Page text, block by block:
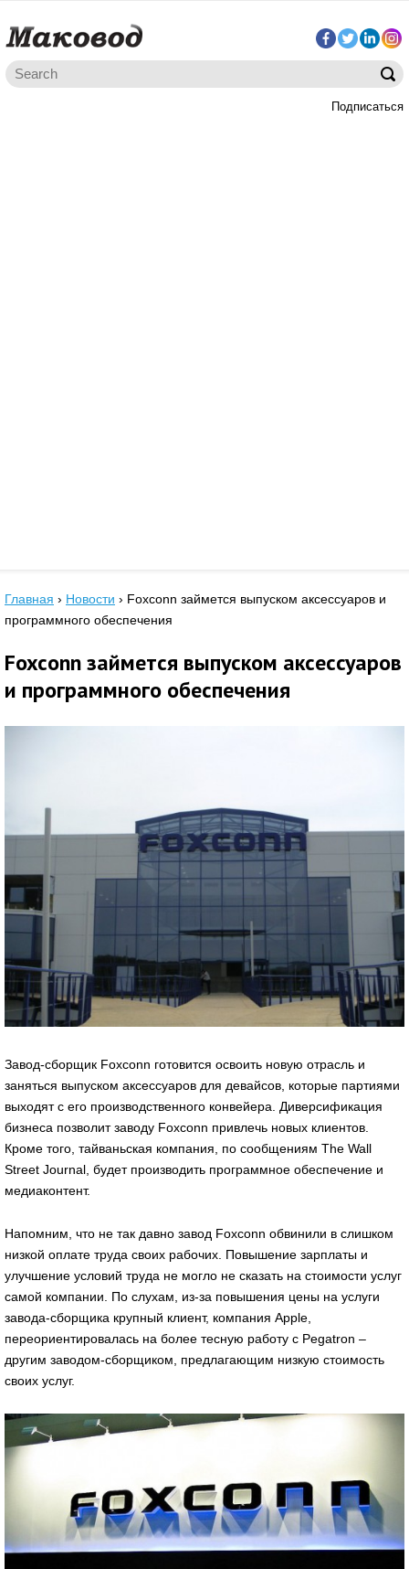
Подписаться
Главная › Новости › Foxconn займется выпуском аксессуаров и
программного обеспечения
Foxconn займется выпуском аксессуаров
и программного обеспечения
Завод-сборщик Foxconn готовится освоить новую отрасль и
заняться выпуском аксессуаров для девайсов, которые партиями
выходят с его производственного конвейера. Диверсификация
бизнеса позволит заводу Foxconn привлечь новых клиентов.
Кроме того, тайваньская компания, по сообщениям The Wall
Street Journal, будет производить программное обеспечение и
медиаконтент.
Напомним, что не так давно завод Foxconn обвинили в слишком
низкой оплате труда своих рабочих. Повышение зарплаты и
улучшение условий труда не могло не сказать на стоимости услуг
самой компании. По слухам, из-за повышения цены на услуги
завода-сборщика крупный клиент, компания Apple,
переориентировалась на более тесную работу с Pegatron –
другим заводом-сборщиком, предлагающим низкую стоимость
своих услуг.